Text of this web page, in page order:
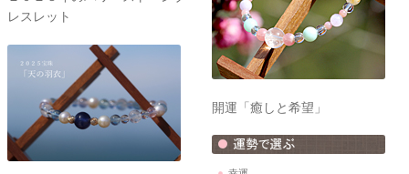
レスレット
開運「癒しと希望」